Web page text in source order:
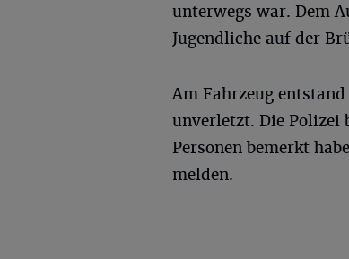
unterwegs war. Dem
Jugendliche auf der
Am Fahrzeug entstand
unverletzt. Die Polizei
Personen bemerkt
melden.